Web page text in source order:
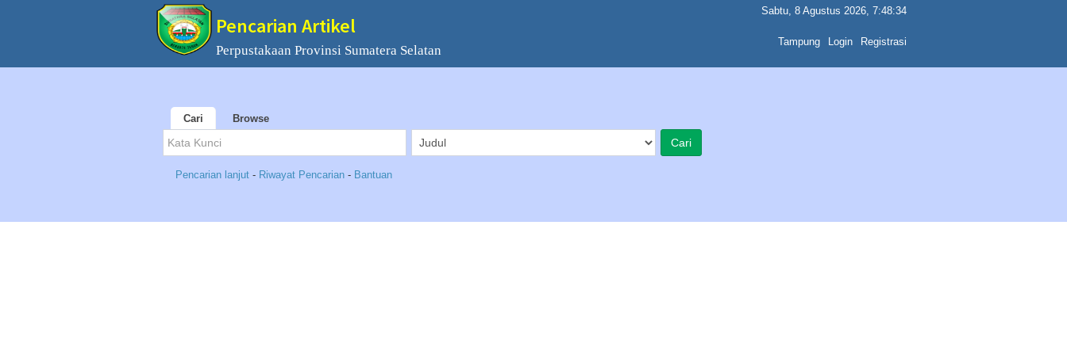
Pencarian Artikel
Perpustakaan Provinsi Sumatera Selatan
Sabtu, 8 Agustus 2026, 7:48:34
Tampung Login Registrasi
Cari Browse
Pencarian lanjut - Riwayat Pencarian - Bantuan